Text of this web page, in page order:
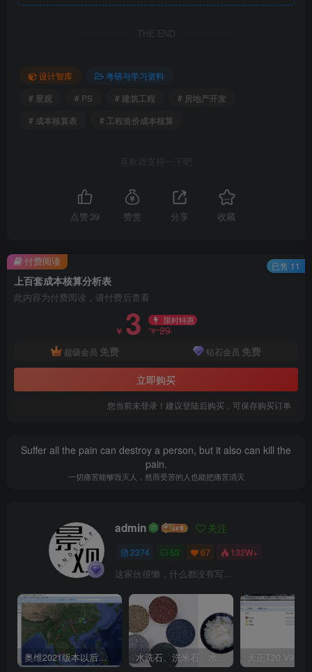
工业企业成本核算表.png
THE END
设计智库
考研与学习资料
# 景观
# PS # 建筑工程
# 房地产开发
# 成本核算表
# 工程造价成本核算
喜欢就支持一下吧
点赞 39 赞赏 分享 收藏
上百套成本核算分析表
此内容为付费阅读，请付费后查看
￥ 3 限时特惠
￥29
超级会员 免费 钻石会员 免费
立即购买
您当前未登录！建议登陆后购买，可保存购买订单
付费阅读 已售 11
Suffer all the pain can destroy a person, but it also can kill the
pain.
一切痛苦能够毁灭人，然而受苦的人也能把痛苦消灭
admin 关注
2374 53 67 132W+
这家伙很懒，什么都没有写...
奥维2021版本以后不能用谷歌地图？最新解决办法苹果安卓电脑 水洗石、洗米石、水刷石、水磨石、胶粘石傻傻分不清楚